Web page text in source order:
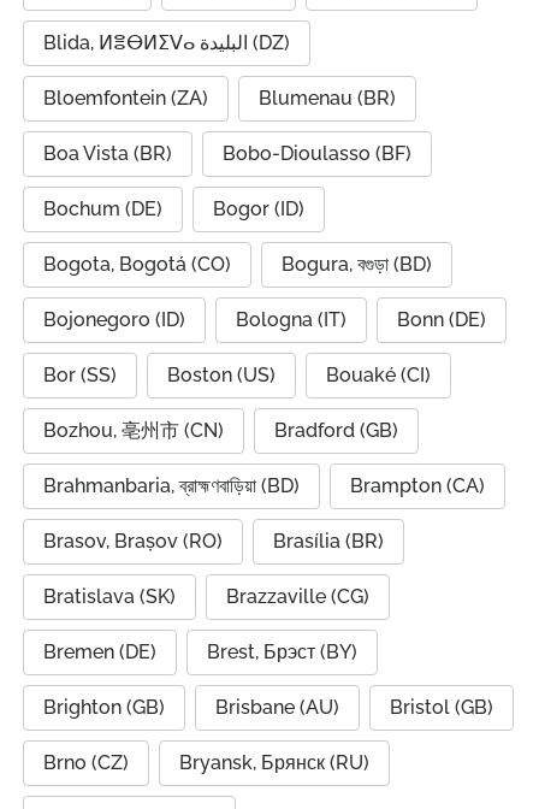
Blida, ⵍⴻⴱⵍⵉⴸⴰ البليدة (DZ)
Bloemfontein (ZA) Blumenau (BR)
Boa Vista (BR) Bobo-Dioulasso (BF)
Bochum (DE) Bogor (ID)
Bogota, Bogotá (CO) Bogura, বগুড়া (BD)
Bojonegoro (ID) Bologna (IT) Bonn (DE)
Bor (SS) Boston (US) Bouaké (CI)
Bozhou, 亳州市 (CN) Bradford (GB)
Brahmanbaria, ব্রাহ্মণবাড়িয়া (BD) Brampton (CA)
Brasov, Brașov (RO) Brasília (BR)
Bratislava (SK) Brazzaville (CG)
Bremen (DE) Brest, Брэст (BY)
Brighton (GB) Brisbane (AU) Bristol (GB)
Brno (CZ) Bryansk, Брянск (RU)